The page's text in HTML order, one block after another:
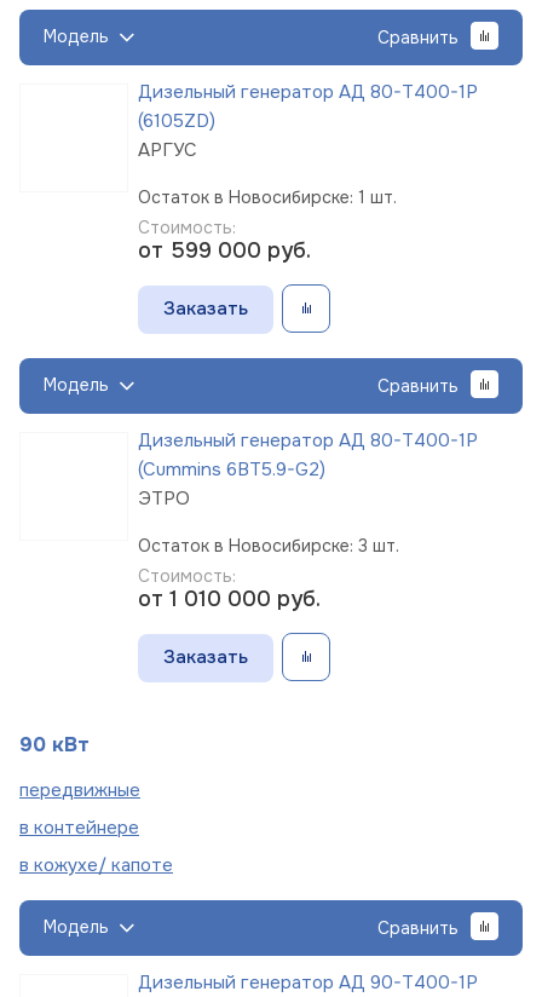
Модель Сравнить
Дизельный генератор АД 80-Т400-1Р
(6105ZD)
АРГУС
Остаток в Новосибирске: 1 шт.
Стоимость:
от 599 000 руб.
Заказать
Модель Сравнить
Дизельный генератор АД 80-Т400-1Р
(Cummins 6BT5.9-G2)
ЭТРО
Остаток в Новосибирске: 3 шт.
Стоимость:
от 1 010 000 руб.
Заказать
90 кВт
передвижные
в контейнере
в кожухе/ капоте
Модель Сравнить
Дизельный генератор АД 90-Т400-1Р